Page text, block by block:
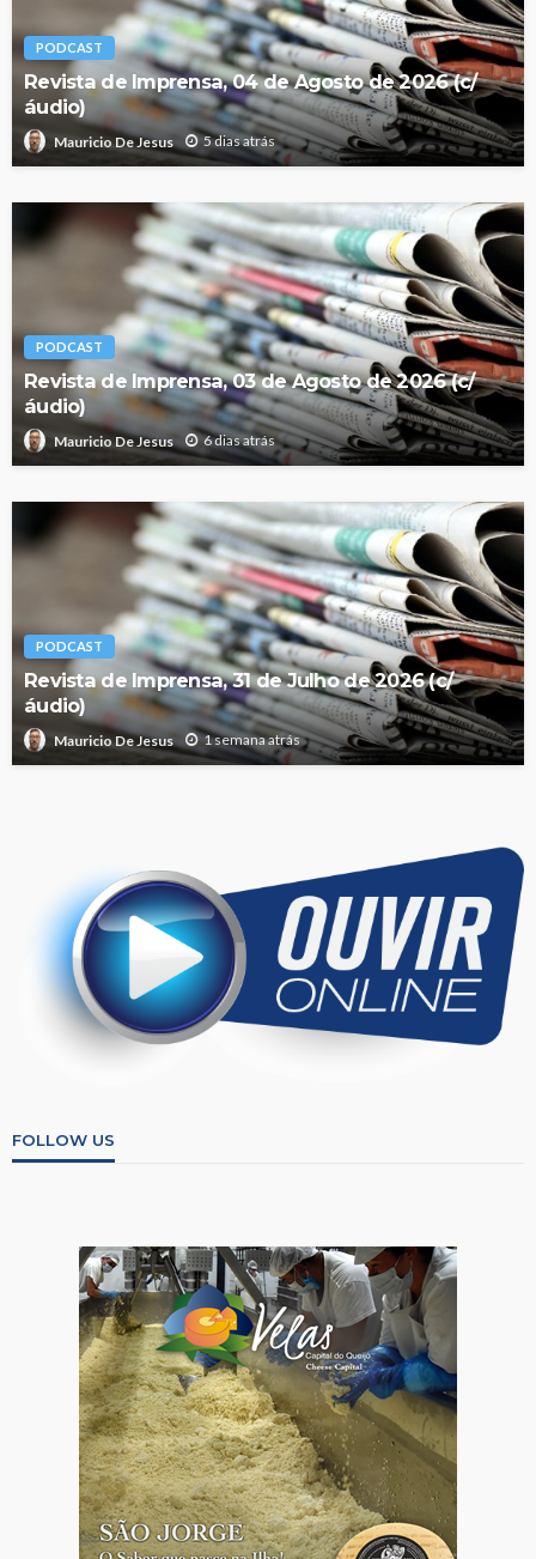
PODCAST
Revista de Imprensa, 04 de Agosto de 2026 (c/
áudio)
Mauricio De Jesus 5 dias atrás
PODCAST
Revista de Imprensa, 03 de Agosto de 2026 (c/
áudio)
Mauricio De Jesus 6 dias atrás
PODCAST
Revista de Imprensa, 31 de Julho de 2026 (c/
áudio)
Mauricio De Jesus 1 semana atrás
FOLLOW US